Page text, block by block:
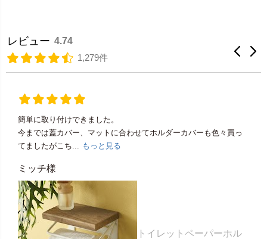
レビュー 4.74
1,279件
簡単に取り付けできました。
今までは蓋カバー、マットに合わせてホルダーカバーも色々買っ
てましたがこち...
もっと見る
ミッチ様
トイレットペーパーホル